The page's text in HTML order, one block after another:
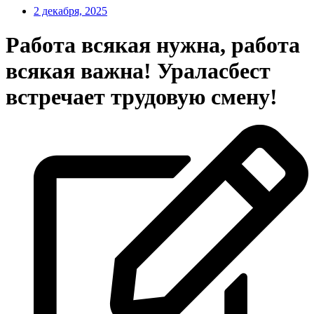
2 декабря, 2025
Работа всякая нужна, работа
всякая важна! Ураласбест
встречает трудовую смену!